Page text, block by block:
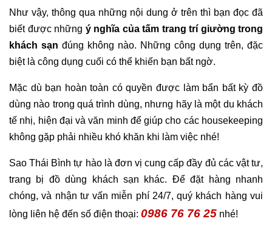
Như vậy, thông qua những nội dung ở trên thì bạn đọc đã
biết được những ý nghĩa của tấm trang trí giường trong
khách sạn đúng không nào. Những công dụng trên, đặc
biệt là công dụng cuối có thể khiến bạn bất ngờ.
Mặc dù bạn hoàn toàn có quyền được làm bẩn bất kỳ đồ
dùng nào trong quá trình dùng, nhưng hãy là một du khách
tế nhị, hiện đại và văn minh để giúp cho các housekeeping
không gặp phải nhiều khó khăn khi làm việc nhé!
Sao Thái Bình tự hào là đơn vị cung cấp đầy đủ các vật tư,
trang bị đồ dùng khách sạn khác. Để đặt hàng nhanh
chóng, và nhận tư vấn miễn phí 24/7, quý khách hàng vui
lòng liên hệ đến số điện thoại: 0986 76 76 25 nhé!